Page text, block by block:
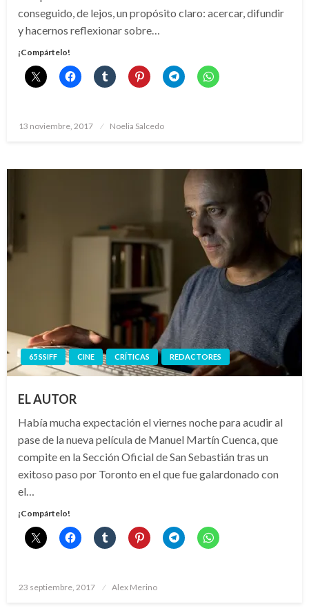
conseguido, de lejos, un propósito claro: acercar, difundir
y hacernos reflexionar sobre…
¡Compártelo!
Publicado
13 noviembre, 2017 Noelia Salcedo
65 SSIFF CINE CRÍTICAS REDACTORES
EL AUTOR
Había mucha expectación el viernes noche para acudir al
pase de la nueva película de Manuel Martín Cuenca, que
compite en la Sección Oficial de San Sebastián tras un
exitoso paso por Toronto en el que fue galardonado con
el…
¡Compártelo!
Publicado
23 septiembre, 2017 Alex Merino